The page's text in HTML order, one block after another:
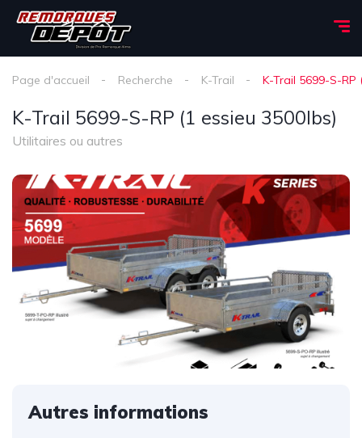
Page d'accueil Recherche K-Trail K-Trail 5699-S-RP
K-Trail 5699-S-RP (1 essieu 3500lbs)
Utilitaires ou autres
Autres informations